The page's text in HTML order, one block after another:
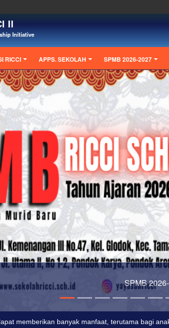
II
Initiative
RICCI APPS. SEKOLAH SPMB 2026-2027
Mengawali kegiatan
memberikan banyak manfaat, terutama bagi